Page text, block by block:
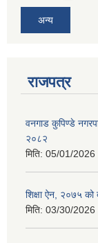
अन्य
राजपत्र
वनगाड कुपिण्डे
२०८२
मिति: 05/01/2026
शिक्षा ऐन, २०७५
मिति: 03/30/2026